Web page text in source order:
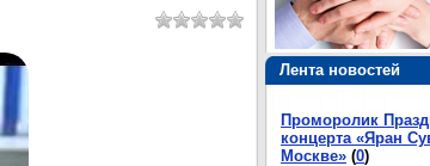
Лента новостей
Проморолик
концерта «Яран
Москве» (0)